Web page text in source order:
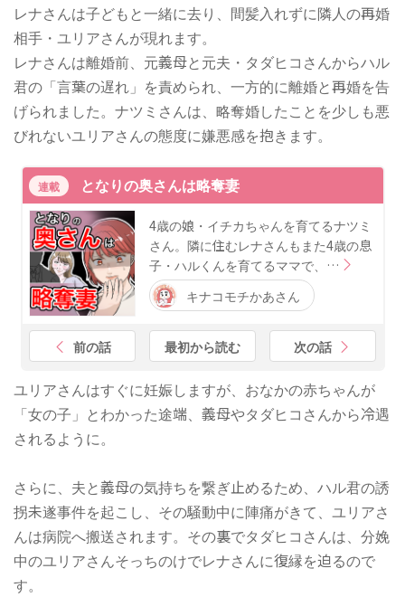
レナさんは子どもと一緒に去り、間髪入れずに隣人の再婚
相手・ユリアさんが現れます。
レナさんは離婚前、元義母と元夫・タダヒコさんからハル
君の「言葉の遅れ」を責められ、一方的に離婚と再婚を告
げられました。ナツミさんは、略奪婚したことを少しも悪
びれないユリアさんの態度に嫌悪感を抱きます。
連載 となりの奥さんは略奪妻
4歳の娘・イチカちゃんを育てるナツミ
さん。隣に住むレナさんもまた4歳の息
子・ハルくんを育てるママで、…
キナコモチかあさん
前の話 最初から読む 次の話
ユリアさんはすぐに妊娠しますが、おなかの赤ちゃんが
「女の子」とわかった途端、義母やタダヒコさんから冷遇
されるように。
さらに、夫と義母の気持ちを繋ぎ止めるため、ハル君の誘
拐未遂事件を起こし、その騒動中に陣痛がきて、ユリアさ
んは病院へ搬送されます。その裏でタダヒコさんは、分娩
中のユリアさんそっちのけでレナさんに復縁を迫るので
す。